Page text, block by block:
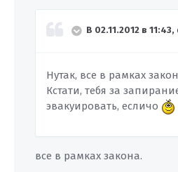
В 02.11.2012 в
Нутак, все в рамках
Кстати, тебя за
эвакуировать, есличо
все в рамках закона.